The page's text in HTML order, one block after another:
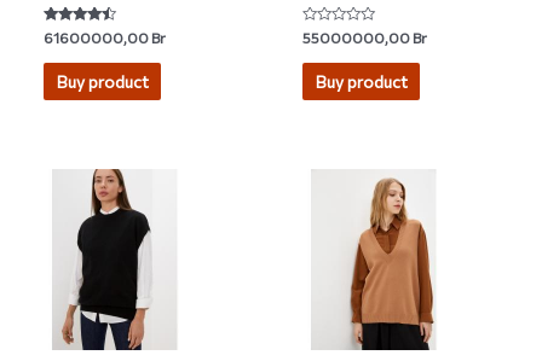
Rated
4.25
out of 5
61600000,00Br
Buy product
Rated
0
out
55000000,00Br
Buy product